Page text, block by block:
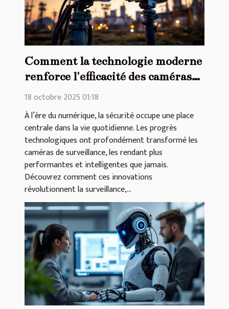
Comment la technologie moderne
renforce l'efficacité des caméras
de surveillance ?
18 octobre 2025 01:18
À l’ère du numérique, la sécurité occupe une place
centrale dans la vie quotidienne. Les progrès
technologiques ont profondément transformé les
caméras de surveillance, les rendant plus
performantes et intelligentes que jamais.
Découvrez comment ces innovations
révolutionnent la surveillance,...